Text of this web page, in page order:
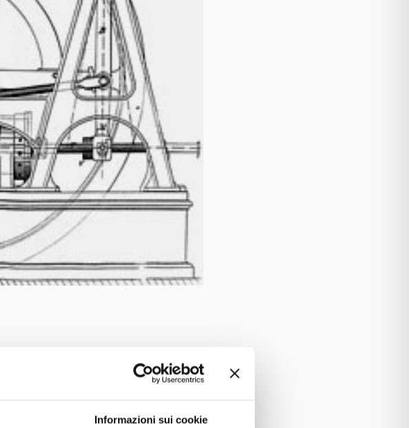
Informazioni sui cookie
del Museo Nicolis, protagonista del “Festival della
motore a combustione interna azionato ad aria
.